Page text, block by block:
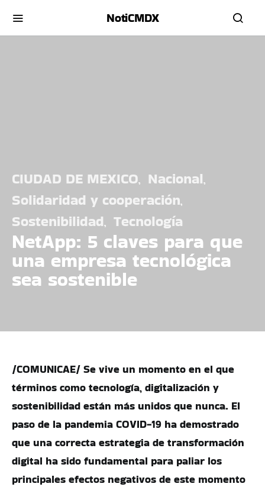
NotiCMDX
CIUDAD DE MEXICO Nacional
Solidaridad y cooperación
Sostenibilidad Tecnología
NetApp: 5 claves para que
una empresa tecnológica
sea sostenible
/COMUNICAE/ Se vive un momento en el que
términos como tecnología, digitalización y
sostenibilidad están más unidos que nunca. El
paso de la pandemia COVID-19 ha demostrado
que una correcta estrategia de transformación
digital ha sido fundamental para paliar los
principales efectos negativos de este momento